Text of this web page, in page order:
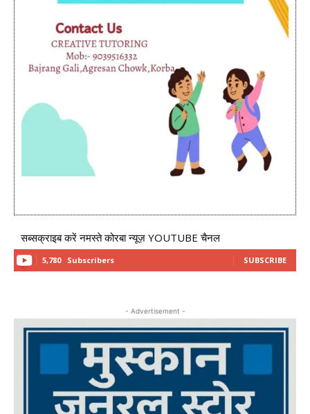
सब्सक्राइब करें नमस्ते कोरबा न्यूज़ YOUTUBE चैनल
5,780 Subscribers SUBSCRIBE
- Advertisement -